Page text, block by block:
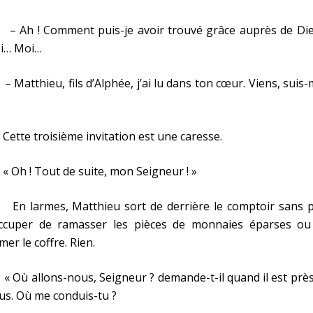
! Comment puis-je avoir trouvé grâce auprès de
Moi…
fils d’Alphée, j’ai lu dans ton cœur. Viens, suis-
troisième invitation est une caresse.
! Tout de suite, mon Seigneur ! »
larmes, Matthieu sort de derrière le comptoir sans
de ramasser les pièces de monnaies éparses
le coffre. Rien.
allons-nous, Seigneur ? demande-t-il quand il est
Où me conduis-tu ?